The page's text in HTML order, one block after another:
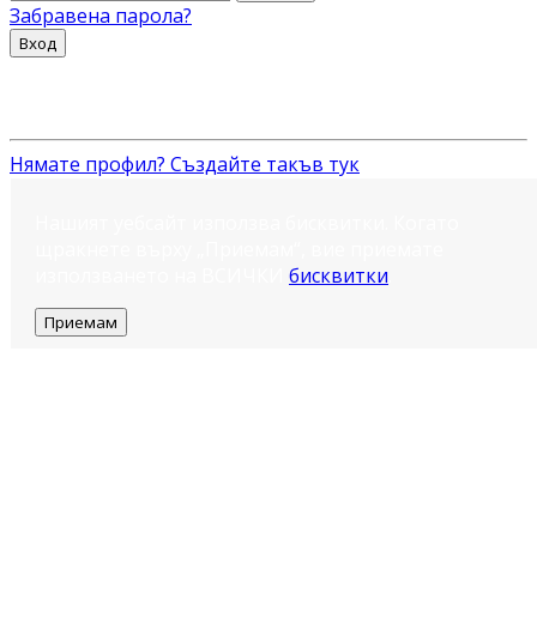
Забравена парола?
Вход
Нямате профил? Създайте такъв тук
бисквитки
Приемам